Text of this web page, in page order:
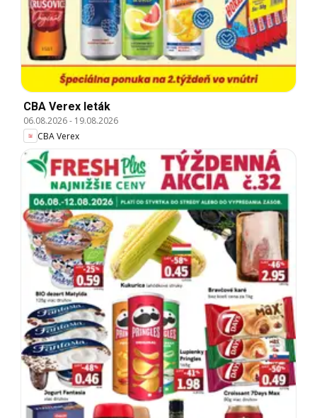
CBA Verex leták
06.08.2026- 19.08.2026
CBA Verex